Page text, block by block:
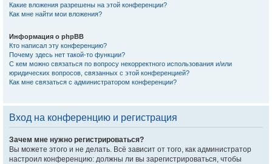
Какие вложения разрешены на этой конференции?
Как мне найти мои вложения?
Информация о phpBB
Кто написал эту конференцию?
Почему здесь нет такой-то функции?
С кем можно связаться по вопросу некорректного использования и/или
юридических вопросов, связанных с этой конференцией?
Как мне связаться с администратором конференции?
Вход на конференцию и регистрация
Зачем мне нужно регистрироваться?
Вы можете этого и не делать. Всё зависит от того, как администратор
настроил конференцию: должны ли вы зарегистрироваться, чтобы